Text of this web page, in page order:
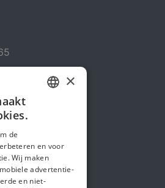
ENGLISH
×
de
en voor
Wij maken
advertentie-
en niet-